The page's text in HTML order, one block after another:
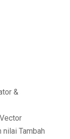
&
nilai Tambah